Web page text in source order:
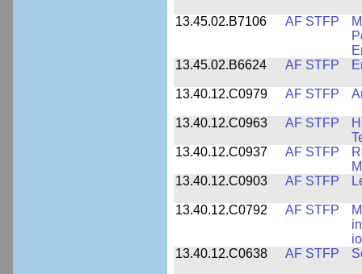
13.45.02.B7106 AF STFP
13.45.02.B6624
AF STFP
13.40.12.C0979 AF STFP
13.40.12.C0963 AF STFP
13.40.12.C0937
AF STFP
13.40.12.C0903
AF STFP
13.40.12.C0792 AF STFP
13.40.12.C0638
AF STFP